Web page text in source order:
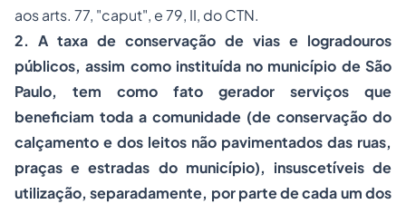
aos arts. 77, "caput", e 79, II, do CTN.
2. A taxa de conservação de vias e logradouros
públicos, assim como instituída no município de São
Paulo, tem como fato gerador serviços que
beneficiam toda a comunidade (de conservação do
calçamento e dos leitos não pavimentados das ruas,
praças e estradas do município), insuscetíveis de
utilização, separadamente, por parte de cada um dos